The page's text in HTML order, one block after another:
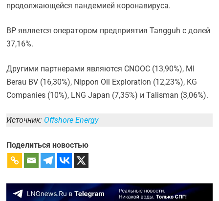
продолжающейся пандемией коронавируса.
BP является оператором предприятия Tangguh с долей
37,16%.
Другими партнерами являются CNOOC (13,90%), MI
Berau BV (16,30%), Nippon Oil Exploration (12,23%), KG
Companies (10%), LNG Japan (7,35%) и Talisman (3,06%).
Источник: Offshore Energy
Поделиться новостью